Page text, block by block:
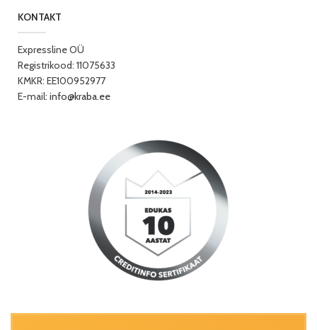
KONTAKT
Expressline OÜ
Registrikood: 11075633
KMKR: EE100952977
E-mail: info@kraba.ee